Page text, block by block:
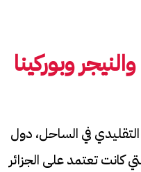
وبوركينا
في الساحل، دول
كانت تعتمد على الجزائر